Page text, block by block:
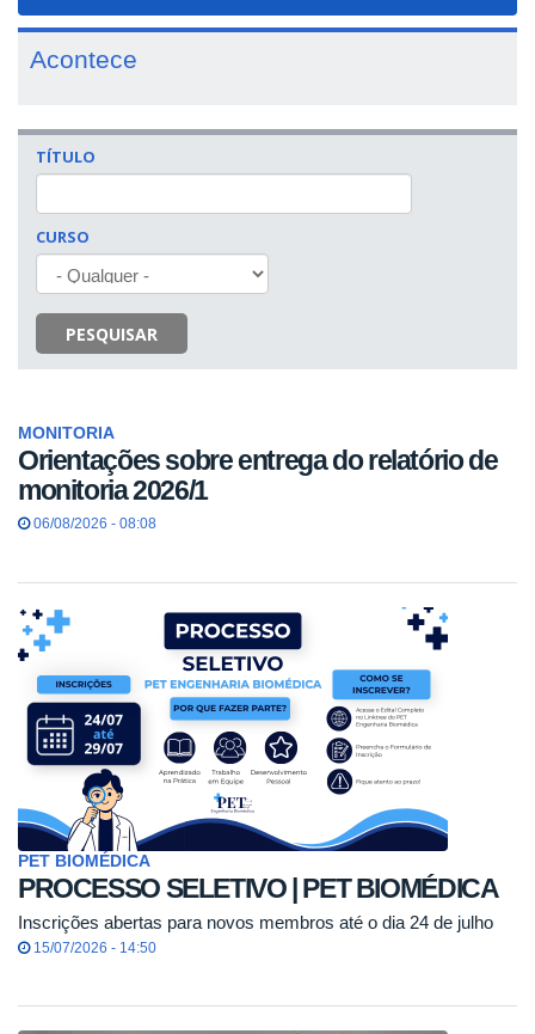
Acontece
TÍTULO
CURSO
PESQUISAR
MONITORIA
Orientações sobre entrega do relatório de
monitoria 2026/1
06/08/2026 - 08:08
PET BIOMÉDICA
PROCESSO SELETIVO | PET BIOMÉDICA
Inscrições abertas para novos membros até o dia 24 de julho
15/07/2026 - 14:50